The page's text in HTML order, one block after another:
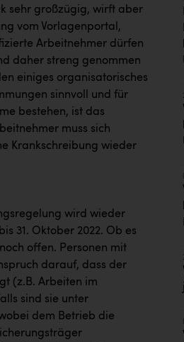
sehr großzügig, wirft aber
vom Vorlagenportal,
Arbeitnehmer dürfen
daher streng genommen
einiges organisatorisches
sinnvoll und für
bestehen, ist das
muss sich
Krankschreibung wieder
wird wieder
31. Oktober 2022. Ob es
offen. Personen mit
darauf, dass der
(z.B. Arbeiten im
sind sie unter
dem Betrieb die